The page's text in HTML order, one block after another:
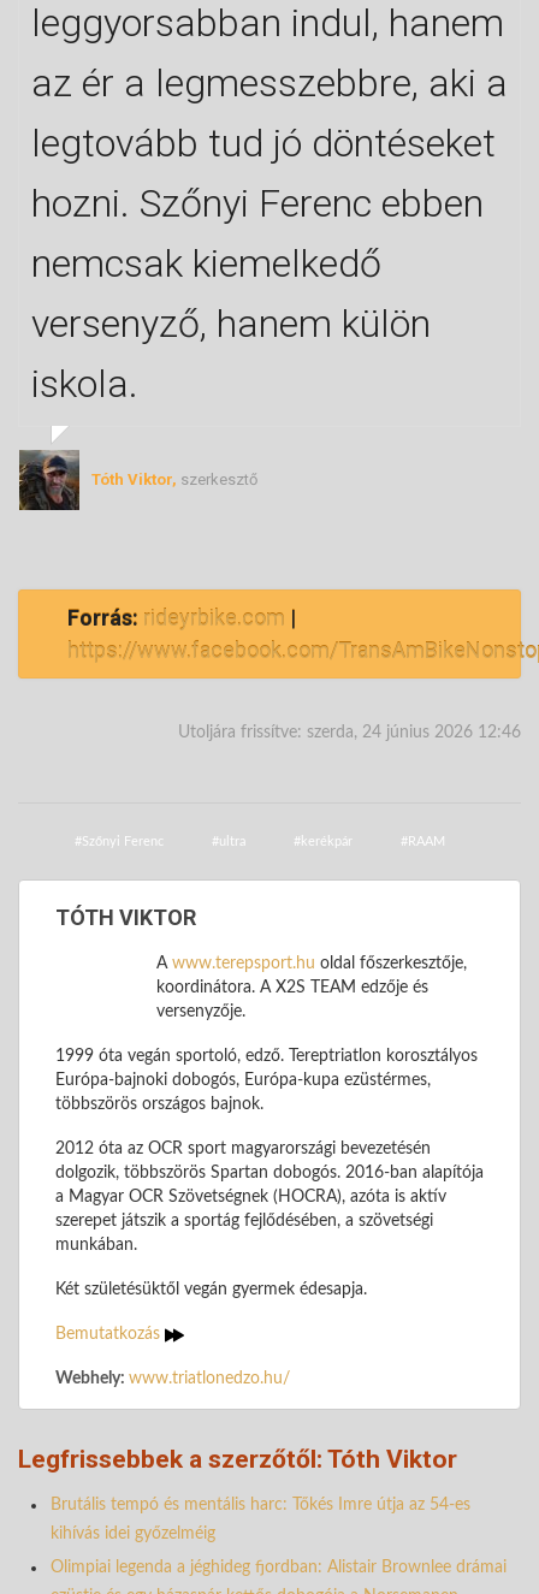
leggyorsabban indul, hanem
az ér a legmesszebbre, aki a
legtovább tud jó döntéseket
hozni. Szőnyi Ferenc ebben
nemcsak kiemelkedő
versenyző, hanem külön
iskola.
Tóth Viktor, szerkesztő
Forrás: rideyrbike.com |
https://www.facebook.com/
Utoljára frissítve: szerda, 24 június 2026 12:46
Szőnyi Ferenc ultra kerékpár RAAM
TÓTH VIKTOR
A www.terepsport.hu oldal főszerkesztője,
koordinátora. A X2S TEAM edzője és
versenyzője.
1999 óta vegán sportoló, edző. Tereptriatlon korosztályos
Európa-bajnoki dobogós, Európa-kupa ezüstérmes,
többszörös országos bajnok.
2012 óta az OCR sport magyarországi bevezetésén
dolgozik, többszörös Spartan dobogós. 2016-ban alapítója
a Magyar OCR Szövetségnek (HOCRA), azóta is aktív
szerepet játszik a sportág fejlődésében, a szövetségi
munkában.
Két születésüktől vegán gyermek édesapja.
Bemutatkozás
Webhely: www.triatlonedzo.hu/
Legfrissebbek a szerzőtől: Tóth Viktor
Brutális tempó és mentális harc: Tőkés Imre útja az 54-es
kihívás idei győzelméig
Olimpiai legenda a jéghideg fjordban: Alistair Brownlee drámai